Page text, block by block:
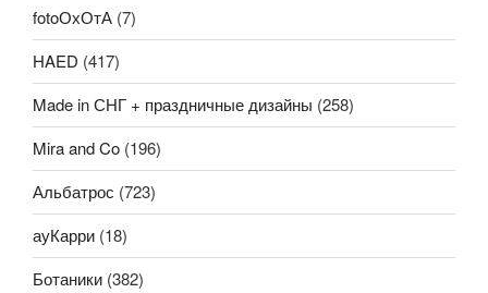
fotoОхОтА (7)
HAED (417)
Made in СНГ + праздничные дизайны (258)
Mira and Co (196)
Альбатрос (723)
ауКарри (18)
Ботаники (382)